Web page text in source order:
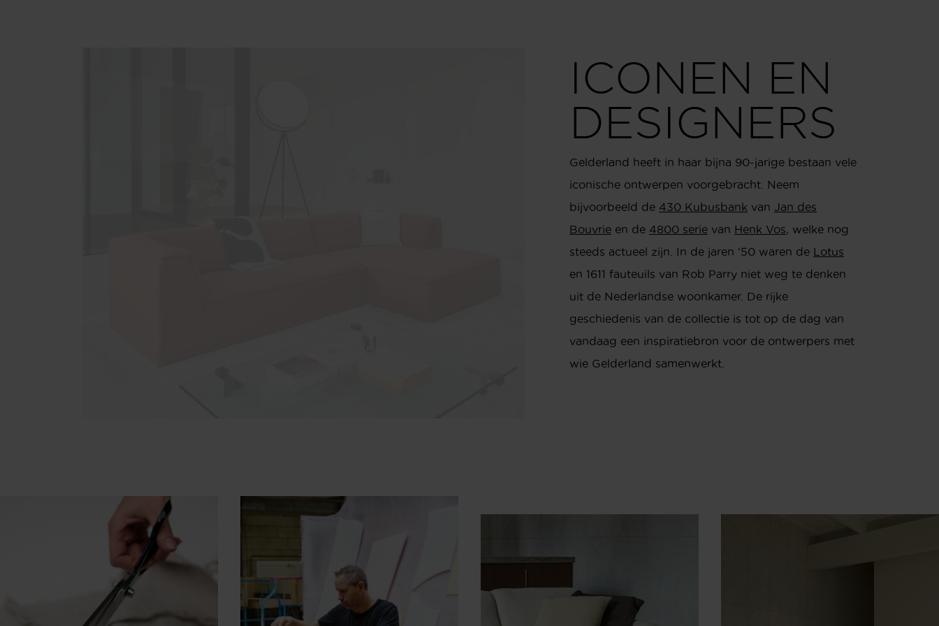
ICONEN EN
DESIGNERS
Gelderland heeft in haar bijna 90-jarige bestaan vele
iconische ontwerpen voorgebracht. Neem
bijvoorbeeld de 430 Kubusbank van Jan des
Bouvrie en de 4800 serie van Henk Vos, welke nog
steeds actueel zijn. In de jaren ‘50 waren de Lotus
en 1611 fauteuils van Rob Parry niet weg te denken
uit de Nederlandse woonkamer. De rijke
geschiedenis van de collectie is tot op de dag van
vandaag een inspiratiebron voor de ontwerpers met
wie Gelderland samenwerkt.